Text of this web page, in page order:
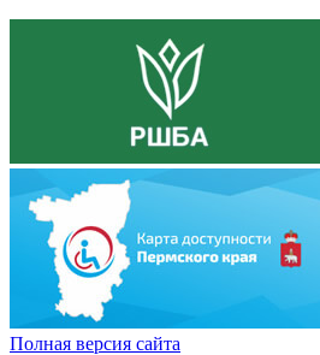
Полная версия сайта